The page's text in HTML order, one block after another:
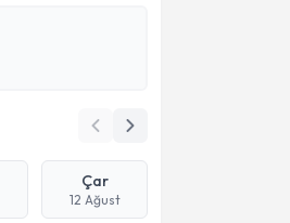
Çar
12 Ağust